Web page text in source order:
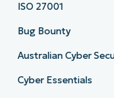
ISO 27001
Bug Bounty
Australian Cyber
Cyber Essentials